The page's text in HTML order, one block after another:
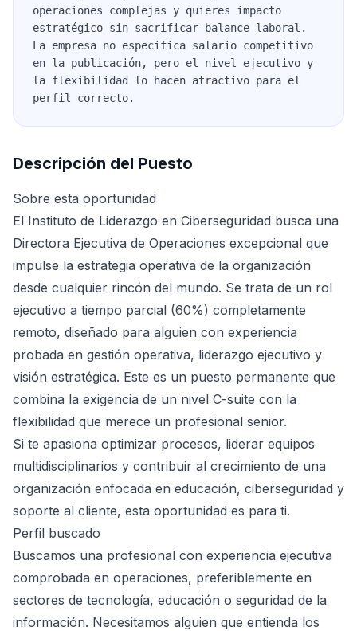
operaciones complejas y quieres impacto
estratégico sin sacrificar balance laboral.
La empresa no especifica salario competitivo
en la publicación, pero el nivel ejecutivo y
la flexibilidad lo hacen atractivo para el
perfil correcto.
Descripción del Puesto
Sobre esta oportunidad
El Instituto de Liderazgo en Ciberseguridad busca una
Directora Ejecutiva de Operaciones excepcional que
impulse la estrategia operativa de la organización
desde cualquier rincón del mundo. Se trata de un rol
ejecutivo a tiempo parcial (60%) completamente
remoto, diseñado para alguien con experiencia
probada en gestión operativa, liderazgo ejecutivo y
visión estratégica. Este es un puesto permanente que
combina la exigencia de un nivel C-suite con la
flexibilidad que merece un profesional senior.
Si te apasiona optimizar procesos, liderar equipos
multidisciplinarios y contribuir al crecimiento de una
organización enfocada en educación, ciberseguridad y
soporte al cliente, esta oportunidad es para ti.
Perfil buscado
Buscamos una profesional con experiencia ejecutiva
comprobada en operaciones, preferiblemente en
sectores de tecnología, educación o seguridad de la
información. Necesitamos alguien que entienda los